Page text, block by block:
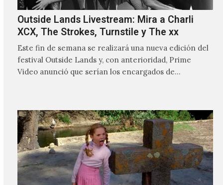
Outside Lands Livestream: Mira a Charli
XCX, The Strokes, Turnstile y The xx
Este fin de semana se realizará una nueva edición del
festival Outside Lands y, con anterioridad, Prime
Video anunció que serían los encargados de